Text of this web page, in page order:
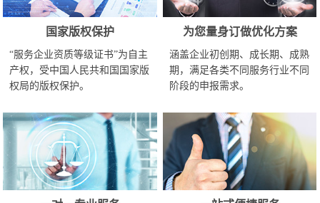
国家版权保护
“服务企业资质等级证书”为自主
产权，受中国人民共和国国家版
权局的版权保护。
为您量身订做优化方案
涵盖企业初创期、成长期、成熟
期，满足各类不同服务行业不同
阶段的申报需求。